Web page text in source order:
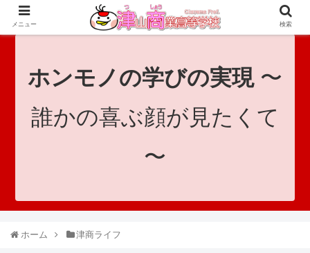
since 1921｜地域と共に未来へつなげ！｜Tsuyama Commercial High School
ホンモノの学びの実現〜
誰かの喜ぶ顔が見たくて
〜
ホーム 津商ライフ
メニュー 検索